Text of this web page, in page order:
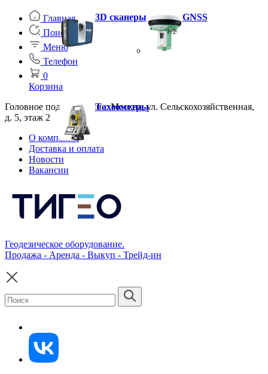
Главная
Поиск
Меню
Телефон
0
Корзина
Головное подразделение: Москва, ул. Сельскохозяйственная,
д. 5, этаж 2
О компании
Доставка и оплата
Новости
Вакансии
Геодезическое оборудование.
Продажа - Аренда - Выкуп - Трейд-ин
3D сканеры GNSS
Тахеометры